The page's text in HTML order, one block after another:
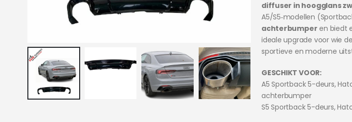
diffuser in hoogglans
A5/S5‑modellen
achterbumper en biedt
ideale upgrade voor wie
sportieve en moderne
GESCHIKT VOOR:
A5 Sportback 5-deurs,
achterbumper
S5 Sportback 5-deurs,